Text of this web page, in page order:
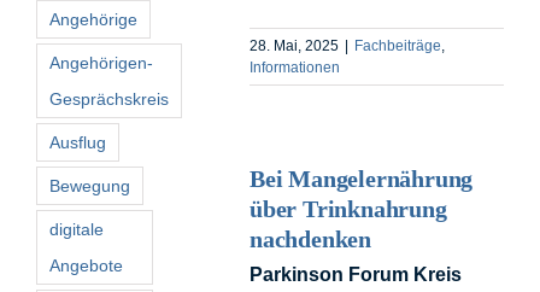
28. Mai, 2025 Fachbeiträge,
Informationen
Bei Mangelernährung
über Trinknahrung
nachdenken
Parkinson Forum Kreis
Angehörige
Angehörigen-
Gesprächskreis
Ausflug
Bewegung
digitale
Angebote